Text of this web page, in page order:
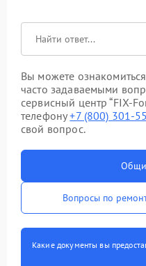
Вы можете
часто задаваемыми
сервисный центр “FIX-
телефону+7 (800) 301-
свой вопрос.
Вопросы по
Какие документы вы